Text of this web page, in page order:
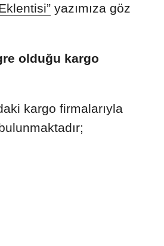
yazımıza göz
olduğu kargo
kargo firmalarıyla